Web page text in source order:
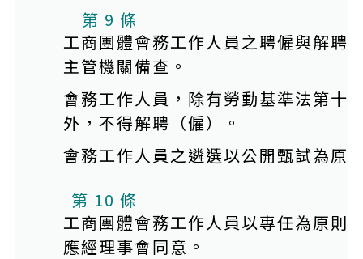
第 9 條
工商團體會務工作人員之聘僱與解聘
主管機關備查。
會務工作人員，除有勞動基準法第十
外，不得解聘（僱）。
會務工作人員之遴選以公開甄試為原
第 10 條
工商團體會務工作人員以專任為原則
應經理事會同意。